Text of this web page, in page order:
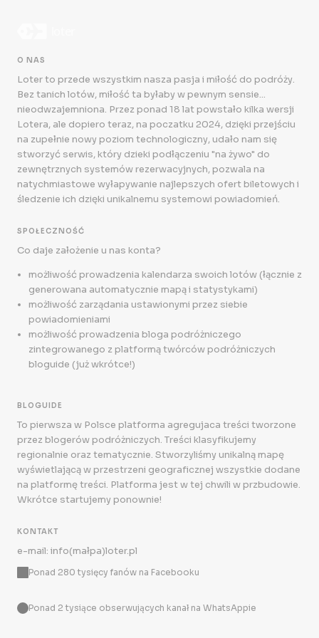
O NAS
Loter to przede wszystkim nasza pasja i miłość do podróży.
Bez tanich lotów, miłość ta byłaby w pewnym sensie...
nieodwzajemniona. Przez ponad 18 lat powstało kilka wersji
Lotera, ale dopiero teraz, na poczatku 2024, dzięki przejściu
na zupełnie nowy poziom technologiczny, udało nam się
stworzyć serwis, który dzieki podłączeniu "na żywo" do
zewnętrznych systemów rezerwacyjnych, pozwala na
natychmiastowe wyłapywanie najlepszych ofert biletowych i
śledzenie ich dzięki unikalnemu systemowi powiadomień.
SPOŁECZNOŚĆ
Co daje założenie u nas konta?
możliwość prowadzenia kalendarza swoich lotów (łącznie z
generowana automatycznie mapą i statystykami)
możliwość zarządania ustawionymi przez siebie
powiadomieniami
możliwość prowadzenia bloga podróżniczego
zintegrowanego z platformą twórców podróżniczych
bloguide (już wkrótce!)
BLOGUIDE
To pierwsza w Polsce platforma agregujaca treści tworzone
przez blogerów podróżniczych. Treści klasyfikujemy
regionalnie oraz tematycznie. Stworzyliśmy unikalną mapę
wyświetlającą w przestrzeni geograficznej wszystkie dodane
na platformę treści. Platforma jest w tej chwili w przbudowie.
Wkrótce startujemy ponownie!
KONTAKT
e-mail: info(małpa)loter.pl
Ponad 280 tysięcy fanów na Facebooku
Ponad 2 tysiące obserwujących kanał na WhatsAppie